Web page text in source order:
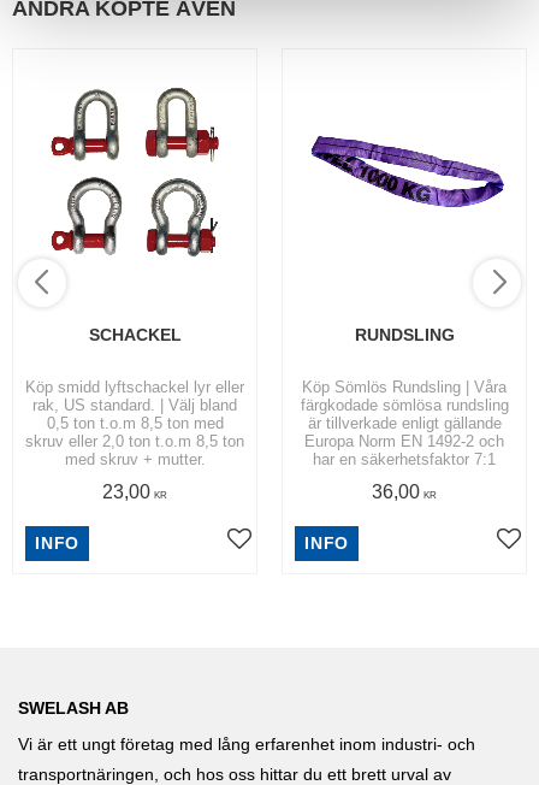
ANDRA KÖPTE ÄVEN
SCHACKEL
Köp smidd lyftschackel lyr eller
rak, US standard. | Välj bland
0,5 ton t.o.m 8,5 ton med
skruv eller 2,0 ton t.o.m 8,5 ton
med skruv + mutter.
23,00 KR
INFO
RUNDSLING
Köp Sömlös Rundsling | Våra
färgkodade sömlösa rundsling
är tillverkade enligt gällande
Europa Norm EN 1492-2 och
har en säkerhetsfaktor 7:1
36,00 KR
INFO
SWELASH AB
Vi är ett ungt företag med lång erfarenhet inom industri- och
transportnäringen, och hos oss hittar du ett brett urval av